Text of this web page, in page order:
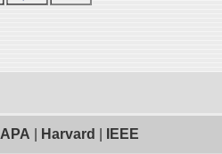
APA Harvard IEEE